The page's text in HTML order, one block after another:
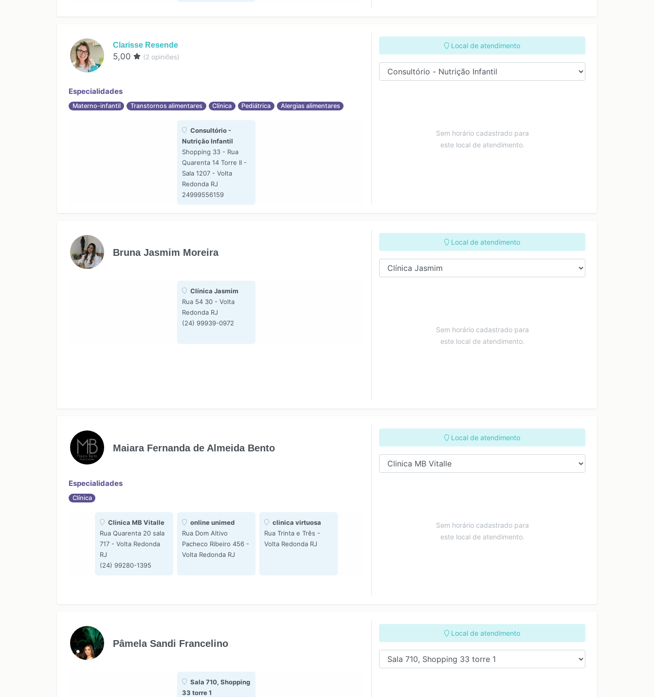
Clarisse Resende
5,00 (2 opiniões)
Especialidades
Materno-infantil Transtornos alimentares Clínica Pediátrica Alergias alimentares
Consultório -
Nutrição Infantil
Shopping 33 - Rua
Quarenta 14 Torre II -
Sala 1207 - Volta
Redonda RJ
24999556159
Local de atendimento
Sem horário cadastrado para
este local de atendimento.
Bruna Jasmim Moreira
Clínica Jasmim
Rua 54 30 - Volta
Redonda RJ
(24) 99939-0972
Local de atendimento
Sem horário cadastrado para
este local de atendimento.
Maiara Fernanda de Almeida Bento
Especialidades
Clínica
Clinica MB Vitalle
Rua Quarenta 20 sala
717 - Volta Redonda
RJ
(24) 99280-1395
online unimed
Rua Dom Altivo
Pacheco Ribeiro 456 -
Volta Redonda RJ
clinica virtuosa
Rua Trinta e Três -
Volta Redonda RJ
Local de atendimento
Sem horário cadastrado para
este local de atendimento.
Pâmela Sandi Francelino
Sala 710, Shopping
33 torre 1
Local de atendimento